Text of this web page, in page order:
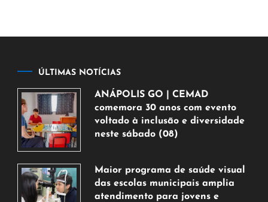
ÚLTIMAS NOTÍCIAS
ANÁPOLIS GO | CEMAD
comemora 30 anos com evento
voltado à inclusão e diversidade
neste sábado (08)
de
agosto
de
Maior programa de saúde visual
das escolas municipais amplia
atendimento para jovens e